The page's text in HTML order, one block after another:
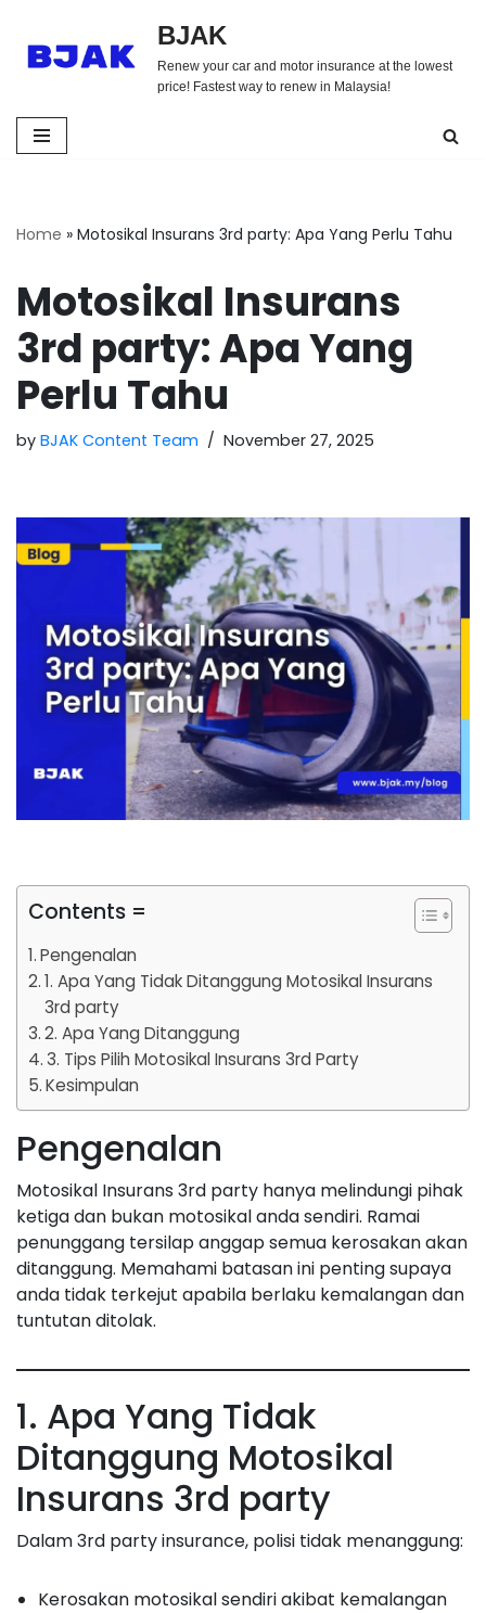
Skip
BJAK
Renew your car and motor insurance at the lowest
price! Fastest way to renew in Malaysia!
Home » Motosikal Insurans 3rd party: Apa Yang Perlu Tahu
Motosikal Insurans
3rd party: Apa Yang
Perlu Tahu
by BJAK Content Team November 27, 2025
Contents =
Pengenalan
1. Apa Yang Tidak Ditanggung Motosikal Insurans
3rd party
2. Apa Yang Ditanggung
3. Tips Pilih Motosikal Insurans 3rd Party
Kesimpulan
Pengenalan
Motosikal Insurans 3rd party hanya melindungi pihak
ketiga dan bukan motosikal anda sendiri. Ramai
penunggang tersilap anggap semua kerosakan akan
ditanggung. Memahami batasan ini penting supaya
anda tidak terkejut apabila berlaku kemalangan dan
tuntutan ditolak.
1. Apa Yang Tidak
Ditanggung Motosikal
Insurans 3rd party
Dalam 3rd party insurance, polisi tidak menanggung:
Kerosakan motosikal sendiri akibat kemalangan